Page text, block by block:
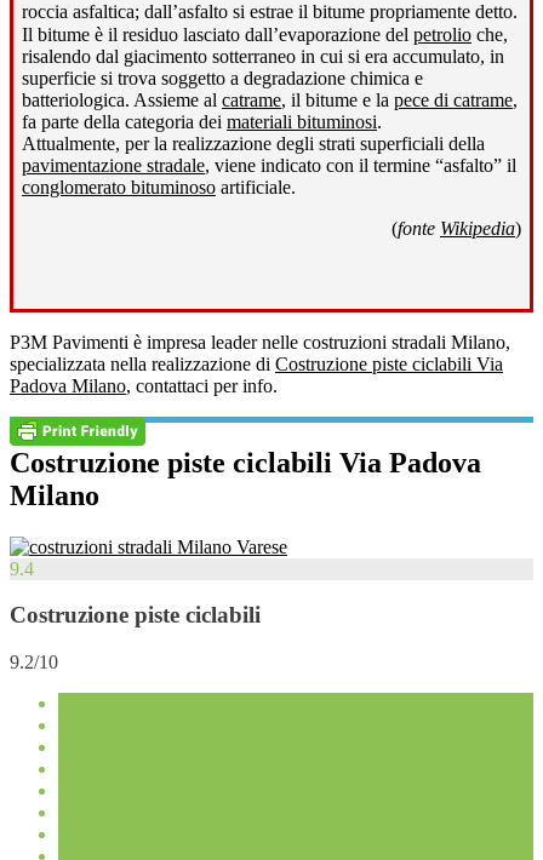
roccia asfaltica; dall’asfalto si estrae il bitume propriamente detto.
Il bitume è il residuo lasciato dall’evaporazione del petrolio che,
risalendo dal giacimento sotterraneo in cui si era accumulato, in
superficie si trova soggetto a degradazione chimica e
batteriologica. Assieme al catrame, il bitume e la pece di catrame,
fa parte della categoria dei materiali bituminosi.
Attualmente, per la realizzazione degli strati superficiali della
pavimentazione stradale, viene indicato con il termine “asfalto” il
conglomerato bituminoso artificiale.
(fonte Wikipedia)
P3M Pavimenti è impresa leader nelle costruzioni stradali Milano,
specializzata nella realizzazione di Costruzione piste ciclabili Via
Padova Milano, contattaci per info.
Costruzione piste ciclabili Via Padova
Milano
9.4
Costruzione piste ciclabili
9.2/10